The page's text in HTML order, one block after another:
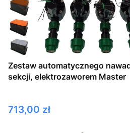
Zestaw automatycznego
sekcji, elektrozaworem Master
Cena
713,00 zł